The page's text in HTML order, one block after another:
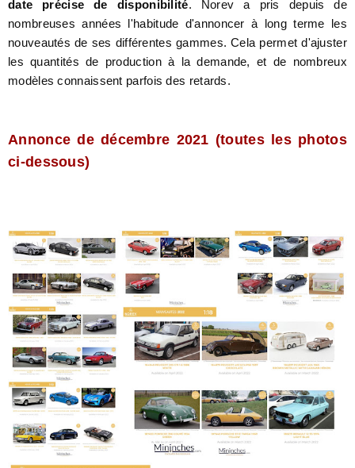
date précise de disponibilité. Norev a pris depuis de
nombreuses années l'habitude d'annoncer à long terme les
nouveautés de ses différentes gammes. Cela permet d'ajuster
les quantités de production à la demande, et de nombreux
modèles connaissent parfois des retards.
Annonce de décembre 2021 (toutes les photos
ci-dessous)